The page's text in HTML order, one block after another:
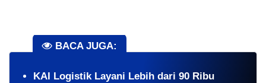
BACA JUGA:
KAI Logistik Layani Lebih dari 90 Ribu